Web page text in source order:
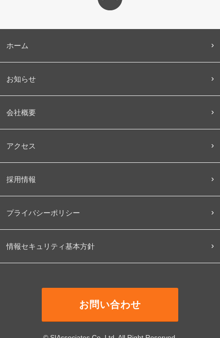
トップ
ホーム
お知らせ
会社概要
アクセス
採用情報
プライバシーポリシー
情報セキュリティ基本方針
お問い合わせ